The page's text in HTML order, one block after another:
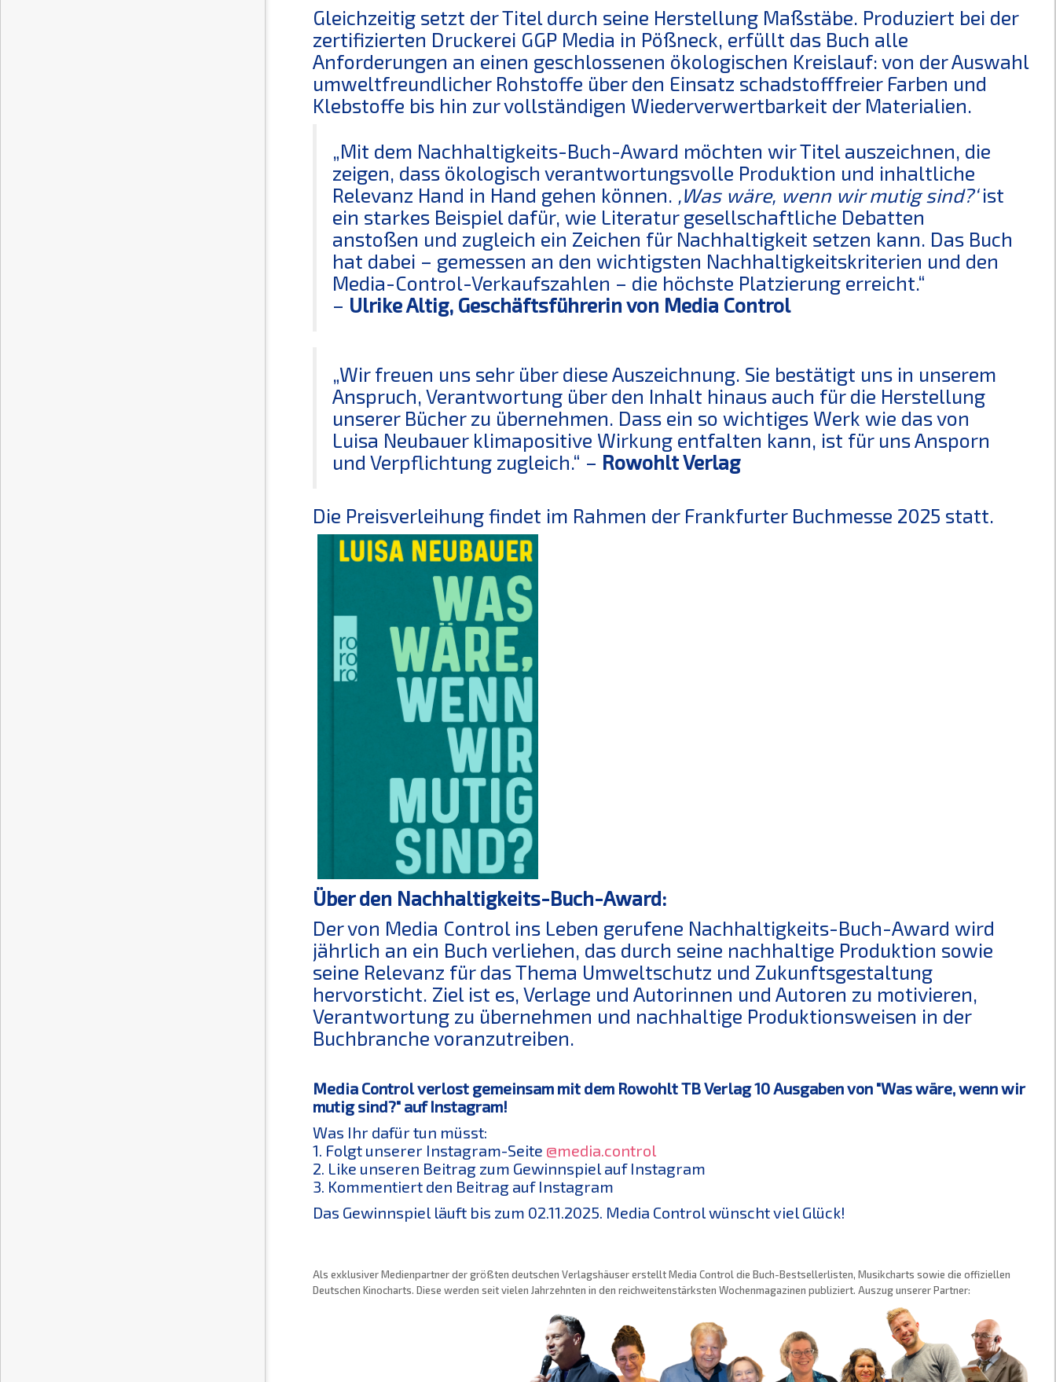
Gleichzeitig setzt der Titel durch seine Herstellung Maßstäbe. Produziert bei der
zertifizierten Druckerei GGP Media in Pößneck, erfüllt das Buch alle
Anforderungen an einen geschlossenen ökologischen Kreislauf: von der Auswahl
umweltfreundlicher Rohstoffe über den Einsatz schadstofffreier Farben und
Klebstoffe bis hin zur vollständigen Wiederverwertbarkeit der Materialien.
„Mit dem Nachhaltigkeits-Buch-Award möchten wir Titel auszeichnen, die
zeigen, dass ökologisch verantwortungsvolle Produktion und inhaltliche
Relevanz Hand in Hand gehen können. ‚Was wäre, wenn wir mutig sind?‘ist
ein starkes Beispiel dafür, wie Literatur gesellschaftliche Debatten
anstoßen und zugleich ein Zeichen für Nachhaltigkeit setzen kann. Das Buch
hat dabei – gemessen an den wichtigsten Nachhaltigkeitskriterien und den
Media-Control-Verkaufszahlen – die höchste Platzierung erreicht.“
– Ulrike Altig, Geschäftsführerin von Media Control
„Wir freuen uns sehr über diese Auszeichnung. Sie bestätigt uns in unserem
Anspruch, Verantwortung über den Inhalt hinaus auch für die Herstellung
unserer Bücher zu übernehmen. Dass ein so wichtiges Werk wie das von
Luisa Neubauer klimapositive Wirkung entfalten kann, ist für uns Ansporn
und Verpflichtung zugleich.“ – Rowohlt Verlag
Die Preisverleihung findet im Rahmen der Frankfurter Buchmesse 2025 statt.
Über den Nachhaltigkeits-Buch-Award:
Der von Media Control ins Leben gerufene Nachhaltigkeits-Buch-Award wird
jährlich an ein Buch verliehen, das durch seine nachhaltige Produktion sowie
seine Relevanz für das Thema Umweltschutz und Zukunftsgestaltung
hervorsticht. Ziel ist es, Verlage und Autorinnen und Autoren zu motivieren,
Verantwortung zu übernehmen und nachhaltige Produktionsweisen in der
Buchbranche voranzutreiben.
Media Control verlost gemeinsam mit dem Rowohlt TB Verlag 10 Ausgaben von "Was wäre, wenn wir
mutig sind?" auf Instagram!
Was Ihr dafür tun müsst:
1. Folgt unserer Instagram-Seite @media.control
2. Like unseren Beitrag zum Gewinnspiel auf Instagram
3. Kommentiert den Beitrag auf Instagram
Das Gewinnspiel läuft bis zum 02.11.2025. Media Control wünscht viel Glück!
Als exklusiver Medienpartner der größten deutschen Verlagshäuser erstellt Media Control die Buch-Bestsellerlisten, Musikcharts sowie die offiziellen
Deutschen Kinocharts. Diese werden seit vielen Jahrzehnten in den reichweitenstärksten Wochenmagazinen publiziert. Auszug unserer Partner: